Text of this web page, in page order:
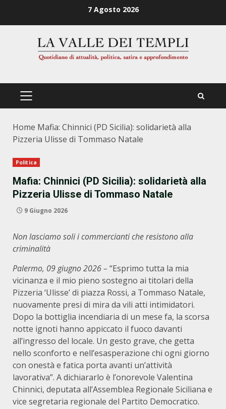
7 Agosto 2026
PRIMÄRES
Home Mafia: Chinnici (PD Sicilia): solidarietà alla
Pizzeria Ulisse di Tommaso Natale
Politica
Mafia: Chinnici (PD Sicilia): solidarietà alla
Pizzeria Ulisse di Tommaso Natale
9 Giugno 2026
Non lasciamo soli i commercianti che resistono alla
criminalità
Palermo, 09 giugno 2026 – “Esprimo tutta la mia
vicinanza e il mio pieno sostegno ai titolari della
Pizzeria ‘Ulisse’ di piazza Rossi, a Tommaso Natale,
nuovamente presi di mira da vili atti intimidatori.
Dopo la bottiglia incendiaria di un mese fa, la scorsa
notte ignoti hanno appiccato il fuoco davanti
all’ingresso del locale. Un gesto grave, che getta
nello sconforto e nell’esasperazione chi ogni giorno
con onestà e fatica porta avanti un’attività
lavorativa”. A dichiararlo è l’onorevole Valentina
Chinnici, deputata all’Assemblea Regionale Siciliana e
vice segretaria regionale del Partito Democratico.